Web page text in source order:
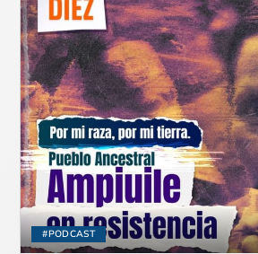
#PODCAST